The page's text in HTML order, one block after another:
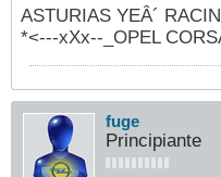
ASTURIAS YEÂ´
*<---xXx--_OPEL
fuge
Principiante